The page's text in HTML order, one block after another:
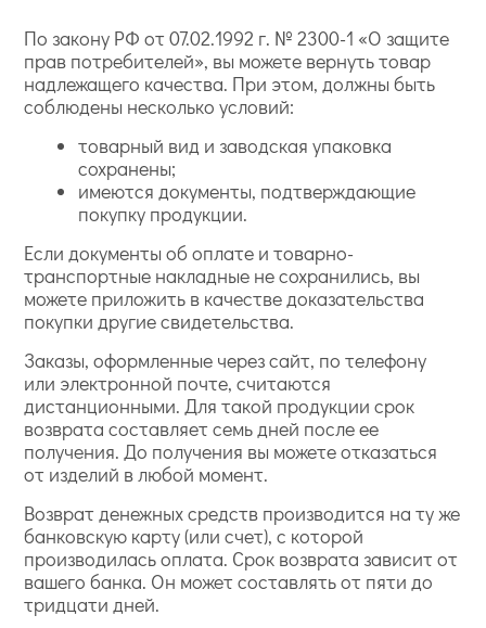
По закону РФ от 07.02.1992 г. № 2300-1 «О защите
прав потребителей», вы можете вернуть товар
надлежащего качества. При этом, должны быть
соблюдены несколько условий:
товарный вид и заводская упаковка
сохранены;
имеются документы, подтверждающие
покупку продукции.
Если документы об оплате и товарно-
транспортные накладные не сохранились, вы
можете приложить в качестве доказательства
покупки другие свидетельства.
Заказы, оформленные через сайт, по телефону
или электронной почте, считаются
дистанционными. Для такой продукции срок
возврата составляет семь дней после ее
получения. До получения вы можете отказаться
от изделий в любой момент.
Возврат денежных средств производится на ту же
банковскую карту (или счет), с которой
производилась оплата. Срок возврата зависит от
вашего банка. Он может составлять от пяти до
тридцати дней.